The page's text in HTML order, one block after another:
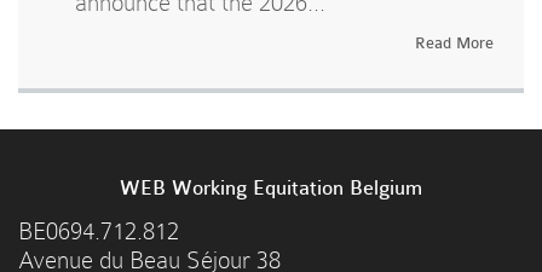
Read More
WEB Working Equitation Belgium
BE0694.712.812
Avenue du Beau Séjour 38